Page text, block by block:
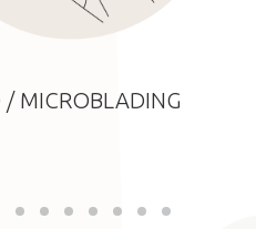
/ MICROBLADING